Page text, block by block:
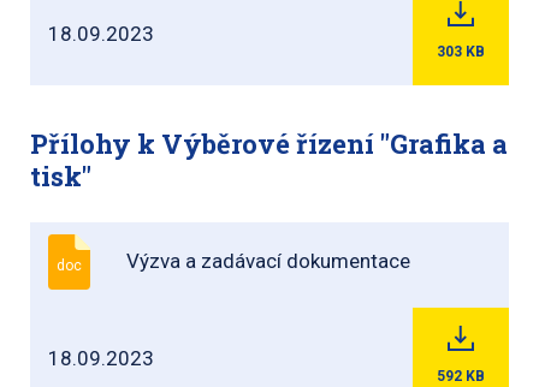
18.09.2023
303 KB
Přílohy k Výběrové řízení "Grafika a
tisk"
doc Výzva a zadávací dokumentace
18.09.2023
592 KB